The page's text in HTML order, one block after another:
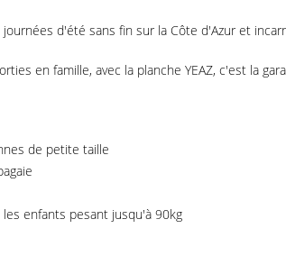
d'été sans fin sur la Côte d'Azur et
en famille, avec la planche YEAZ, c'est la
de petite taille
enfants pesant jusqu'à 90kg